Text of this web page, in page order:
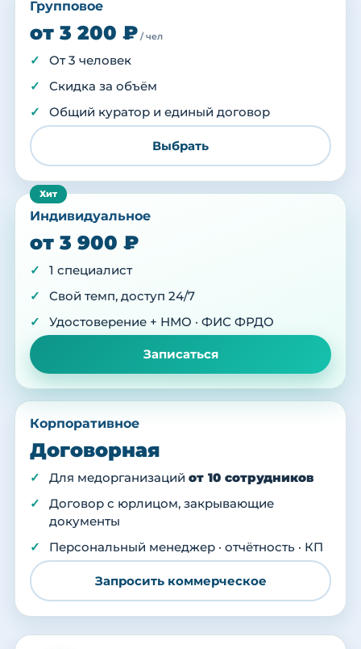
Групповое
от 3 200 ₽ / чел
От 3 человек
Скидка за объём
Общий куратор и единый договор
Выбрать
Индивидуальное
от 3 900 ₽
1 специалист
Свой темп, доступ 24/7
Удостоверение + НМО · ФИС ФРДО
Записаться
Корпоративное
Договорная
Для медорганизаций от 10 сотрудников
Договор с юрлицом, закрывающие
документы
Персональный менеджер · отчётность · КП
Запросить коммерческое